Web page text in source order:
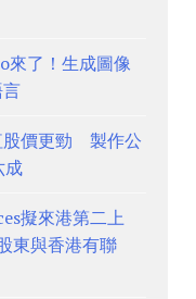
來了！生成圖像
股價更勁 製作公
成
擬來港第二上
東與香港有聯